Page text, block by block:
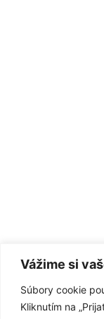
Vážime si
Súbory cookie
Kliknutím na